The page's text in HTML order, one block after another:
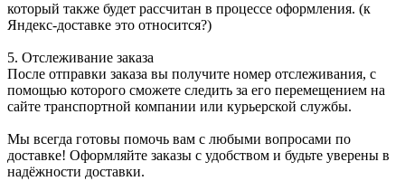
который также будет рассчитан в процессе оформления. (к
Яндекс-доставке это относится?)
5. Отслеживание заказа
После отправки заказа вы получите номер отслеживания, с
помощью которого сможете следить за его перемещением на
сайте транспортной компании или курьерской службы.
Мы всегда готовы помочь вам с любыми вопросами по
доставке! Оформляйте заказы с удобством и будьте уверены в
надёжности доставки.